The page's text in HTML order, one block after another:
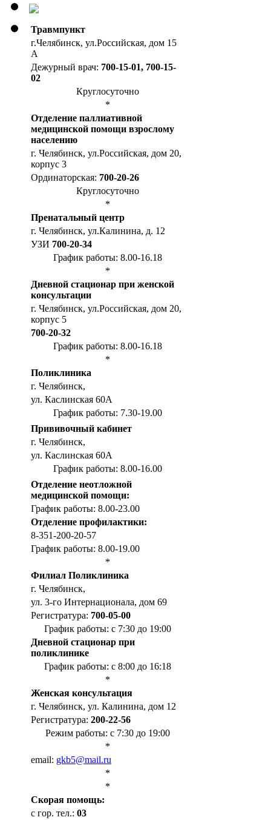
Травмпункт
г.Челябинск, ул.Российская, дом 15
А
Дежурный врач: 700-15-01, 700-15-
02
Круглосуточно
*
Отделение паллиативной
медицинской помощи взрослому
населению
г. Челябинск, ул.Российская, дом 20,
корпус 3
Ординаторская: 700-20-26
Круглосуточно
*
Пренатальный центр
г. Челябинск, ул.Калинина, д. 12
УЗИ 700-20-34
График работы: 8.00-16.18
*
Дневной стационар при женской
консультации
г. Челябинск, ул.Российская, дом 20,
корпус 5
700-20-32
График работы: 8.00-16.18
*
Поликлиника
г. Челябинск,
ул. Каслинская 60А
График работы: 7.30-19.00
Прививочный кабинет
г. Челябинск,
ул. Каслинская 60А
График работы: 8.00-16.00
Отделение неотложной
медицинской помощи:
График работы: 8.00-23.00
Отделение профилактики:
8-351-200-20-57
График работы: 8.00-19.00
*
Филиал Поликлиника
г. Челябинск,
ул. 3-го Интернационала, дом 69
Регистратура: 700-05-00
График работы: с 7:30 до 19:00
Дневной стационар при
поликлинике
График работы: с 8:00 до 16:18
*
Женская консультация
г. Челябинск, ул. Калинина, дом 12
Регистратура: 200-22-56
Режим работы: с 7:30 до 19:00
*
email: gkb5@mail.ru
*
*
Cкорая помощь:
с гор. тел.: 03